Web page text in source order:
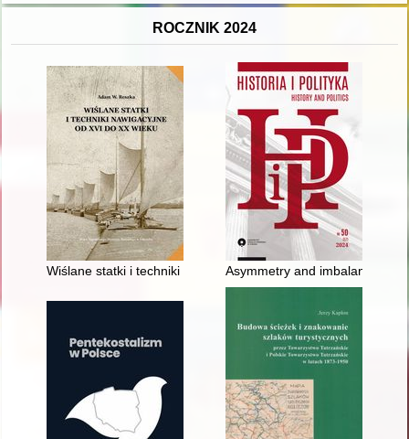
ROCZNIK 2024
Wiślane statki i techniki nawigacyjne od XVI do XX wieku
Asymmetry and imbalance in